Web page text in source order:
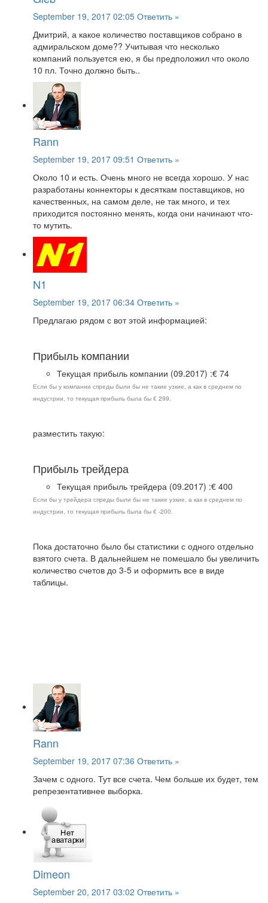
September 19, 2017 02:05 Ответить »
Дмитрий, а какое количество поставщиков собрано в
адмиральском доме?? Учитывая что несколько
компаний пользуется ею, я бы предположил что около
10 пл. Точно должно быть..
Rann
September 19, 2017 09:51 Ответить »
Около 10 и есть. Очень много не всегда хорошо. У нас
разработаны коннекторы к десяткам поставщиков, но
качественных, на самом деле, не так много, и тех
приходится постоянно менять, когда они начинают что-
то мутить.
N1
September 19, 2017 06:34 Ответить »
Предлагаю рядом с вот этой информацией:
Прибыль компании
Текущая прибыль компании (09.2017) :€ 74
Если бы у компании спреды были бы не такие узкие, а как в среднем по
индустрии, то текущая прибыль была бы € 299.
разместить такую:
Прибыль трейдера
Текущая прибыль трейдера (09.2017) :€ 400
Если бы у трейдера спреды были бы не такие узкие, а как в среднем по
индустрии, то текущая прибыль была бы € -200.
Пока достаточно было бы статистики с одного отдельно
взятого счета. В дальнейшем не помешало бы увеличить
количество счетов до 3-5 и оформить все в виде
таблицы.
Rann
September 19, 2017 07:36 Ответить »
Зачем с одного. Тут все счета. Чем больше их будет, тем
репрезентативнее выборка.
Dimeon
September 20, 2017 03:02 Ответить »